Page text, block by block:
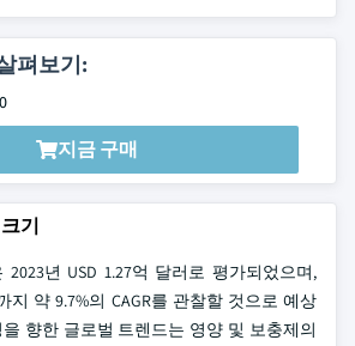
펴보기:
지금 구매
기
년 USD 1.27억 달러로 평가되었으며,
지 약 9.7%의 CAGR를 관찰할 것으로 예상
향한 글로벌 트렌드는 영양 및 보충제의